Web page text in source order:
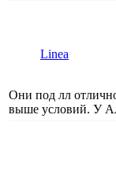
Linea
Они под лл
выше условий. У